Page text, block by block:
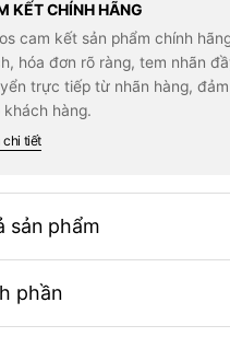
Che
Điểm
MAC
Studio
Radiance
24HR
Lift
KẾT CHÍNH HÃNG
cam kết sản phẩm chính
hóa đơn rõ ràng, tem nhãn
trực tiếp từ nhãn hàng,
khách hàng.
chi tiết
sản phẩm
phần